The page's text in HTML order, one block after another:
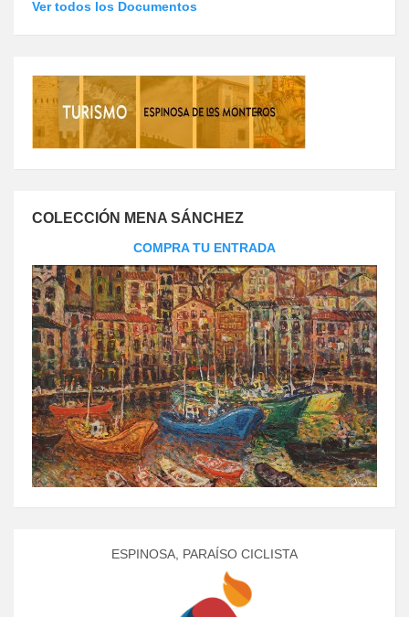
Ver todos los Documentos
COLECCIÓN MENA SÁNCHEZ
COMPRA TU ENTRADA
ESPINOSA, PARAÍSO CICLISTA